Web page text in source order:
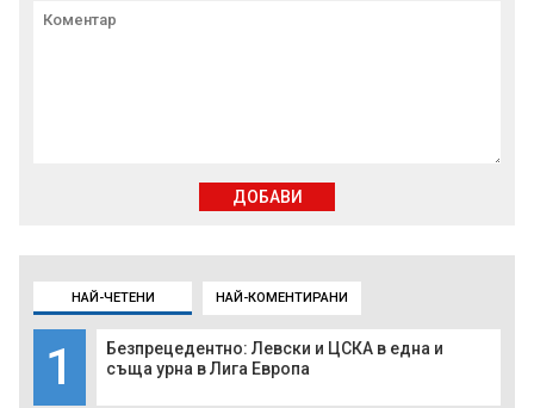
НАЙ-ЧЕТЕНИ НАЙ-КОМЕНТИРАНИ
1
Безпрецедентно: Левски и ЦСКА в една и
съща урна в Лига Европа
ДОБАВИ